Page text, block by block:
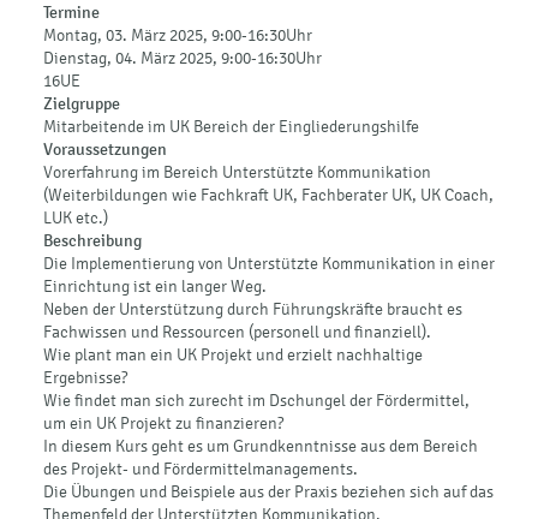
Termine
Montag, 03. März 2025, 9:00-16:30Uhr
Dienstag, 04. März 2025, 9:00-16:30Uhr
16UE
Zielgruppe
Mitarbeitende im UK Bereich der Eingliederungshilfe
Voraussetzungen
Vorerfahrung im Bereich Unterstützte Kommunikation
(Weiterbildungen wie Fachkraft UK, Fachberater UK, UK Coach,
LUK etc.)
Beschreibung
Die Implementierung von Unterstützte Kommunikation in einer
Einrichtung ist ein langer Weg.
Neben der Unterstützung durch Führungskräfte braucht es
Fachwissen und Ressourcen (personell und finanziell).
Wie plant man ein UK Projekt und erzielt nachhaltige
Ergebnisse?
Wie findet man sich zurecht im Dschungel der Fördermittel,
um ein UK Projekt zu finanzieren?
In diesem Kurs geht es um Grundkenntnisse aus dem Bereich
des Projekt- und Fördermittelmanagements.
Die Übungen und Beispiele aus der Praxis beziehen sich auf das
Themenfeld der Unterstützten Kommunikation.